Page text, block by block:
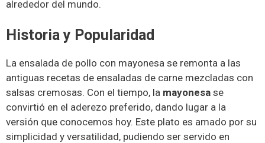
alrededor del mundo.
Historia y Popularidad
La ensalada de pollo con mayonesa se remonta a las
antiguas recetas de ensaladas de carne mezcladas con
salsas cremosas. Con el tiempo, la mayonesa se
convirtió en el aderezo preferido, dando lugar a la
versión que conocemos hoy. Este plato es amado por su
simplicidad y versatilidad, pudiendo ser servido en